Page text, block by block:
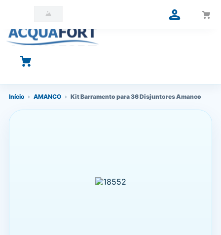
O que você está procurando?
Início › AMANCO › Kit Barramento para 36 Disjuntores Amanco